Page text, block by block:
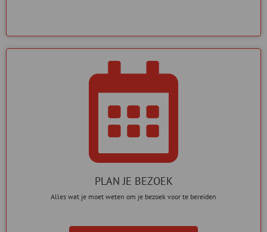
PLAN JE BEZOEK
Alles wat je moet weten om je bezoek voor te bereiden